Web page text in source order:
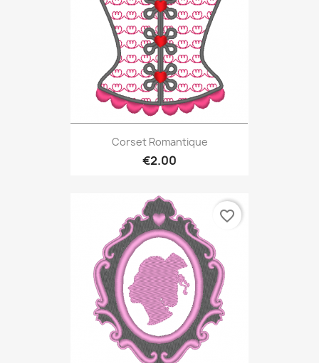
Corset Romantique
€2.00
favorite_border